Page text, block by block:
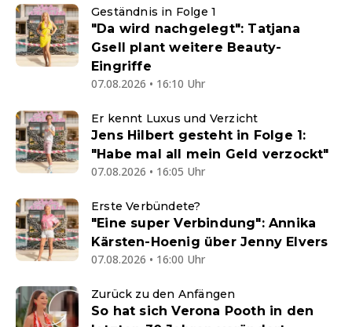
Geständnis in Folge 1
"Da wird nachgelegt": Tatjana
Gsell plant weitere Beauty-
Eingriffe
07.08.2026 • 16:10 Uhr
Er kennt Luxus und Verzicht
Jens Hilbert gesteht in Folge 1:
"Habe mal all mein Geld verzockt"
07.08.2026 • 16:05 Uhr
Erste Verbündete?
"Eine super Verbindung": Annika
Kärsten-Hoenig über Jenny Elvers
07.08.2026 • 16:00 Uhr
Zurück zu den Anfängen
So hat sich Verona Pooth in den